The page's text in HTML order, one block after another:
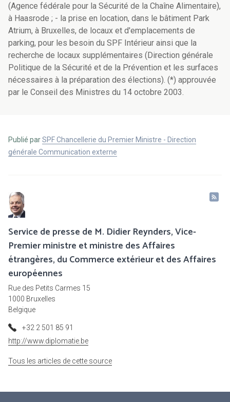
(Agence fédérale pour la Sécurité de la Chaîne Alimentaire),
à Haasrode ; - la prise en location, dans le bâtiment Park
Atrium, à Bruxelles, de locaux et d'emplacements de
parking, pour les besoin du SPF Intérieur ainsi que la
recherche de locaux supplémentaires (Direction générale
Politique de la Sécurité et de la Prévention et les surfaces
nécessaires à la préparation des élections). (*) approuvée
par le Conseil des Ministres du 14 octobre 2003.
Publié parSPF Chancellerie du Premier Ministre - Direction
générale Communication externe
Service de presse de M. Didier Reynders, Vice-
Premier ministre et ministre des Affaires
étrangères, du Commerce extérieur et des Affaires
européennes
Rue des Petits Carmes 15
1000 Bruxelles
Belgique
+32 2 501 85 91
http://www.diplomatie.be
Tous les articles de cette source